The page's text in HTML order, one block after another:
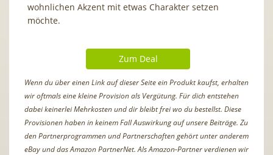
wohnlichen Akzent mit etwas Charakter setzen
möchte.
Zum Deal
Wenn du über einen Link auf dieser Seite ein Produkt kaufst, erhalten
wir oftmals eine kleine Provision als Vergütung. Für dich entstehen
dabei keinerlei Mehrkosten und dir bleibt frei wo du bestellst. Diese
Provisionen haben in keinem Fall Auswirkung auf unsere Beiträge. Zu
den Partnerprogrammen und Partnerschaften gehört unter anderem
eBay und das Amazon PartnerNet. Als Amazon-Partner verdienen wir